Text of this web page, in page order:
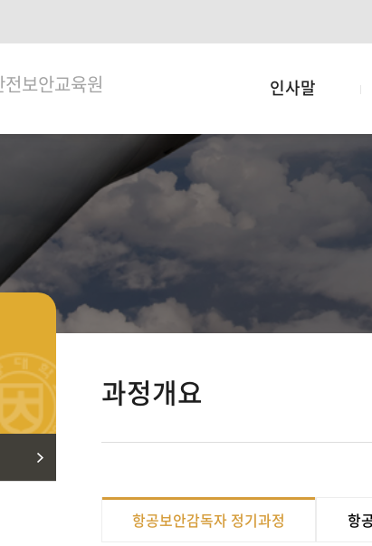
보안교육원 인사말
과정개요
항공보안감독자 정기과정 항